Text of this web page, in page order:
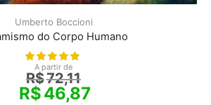
Umberto Boccioni
do Corpo Humano
A partir de
R$72,11
R$46,87